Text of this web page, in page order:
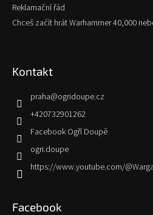
Reklamační řád
Chceš začít hrát Warhammer 40,000
Kontakt
praha@ogridoupe.cz
+420732901262
Facebook Ogří Doupě
ogri.doupe
https://www.youtube.com/
Facebook